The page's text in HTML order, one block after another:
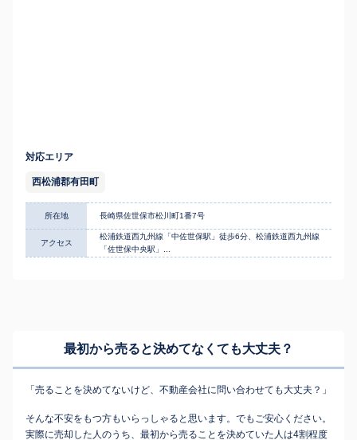
対応エリア
西松浦郡有田町
所在地 長崎県佐世保市松川町1番7号
アクセス
松浦鉄道西九州線「中佐世保駅」徒歩6分、松浦鉄道西九州線
「佐世保中央駅」...
最初から売ると決めてなくても大丈夫？
「売ることを決めてないけど、不動産会社に問い合わせても大丈夫？」
そんな不安をもつ方もいらっしゃると思います。でもご安心ください。
実際に売却した人のうち、最初から売ることを決めていた人は4割程度